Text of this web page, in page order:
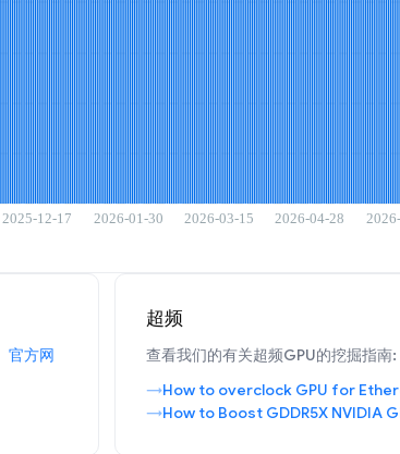
官方网
超频
查看我们的有关超频GPU的挖掘指南:
How to overclock GPU for
How to Boost GDDR5X NVIDIA